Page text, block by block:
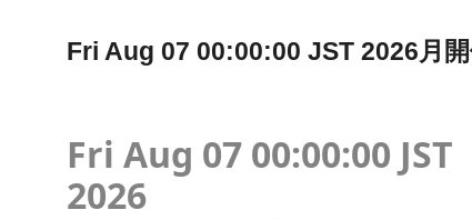
Fri Aug 07 00:00:00 JST 2026月
Fri Aug 07 00:00:00 JST
2026